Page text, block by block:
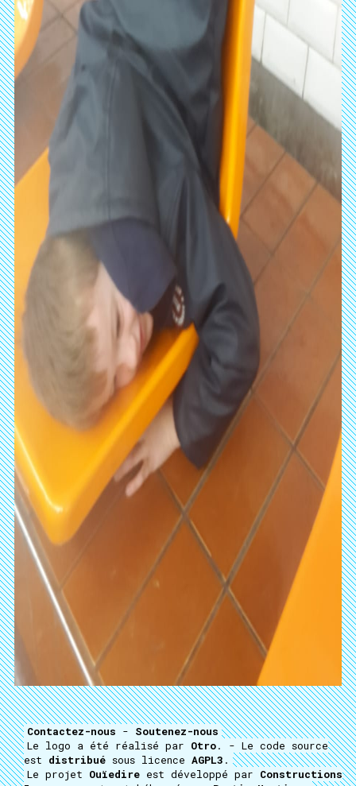
Contactez-nous - Soutenez-nous
Le logo a été réalisé par Otro. - Le code source
est distribué sous licence AGPL3 .
Le projet Ouïedire est développé par Constructions